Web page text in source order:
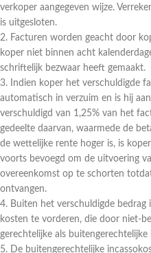
verkoper aangegeven wijze.
is uitgesloten.
2. Facturen worden geacht door
koper niet binnen acht
schriftelijk bezwaar heeft gemaakt.
3. Indien koper het verschuldigde
automatisch in verzuim en is hij
verschuldigd van 1,25% van het
gedeelte daarvan, waarmede de
de wettelijke rente hoger is, is
voorts bevoegd om de uitvoering
overeenkomst op te schorten
ontvangen.
4. Buiten het verschuldigde
kosten te vorderen, die door niet-
gerechtelijke als buitengerechtelijke
5. De buitengerechtelijke